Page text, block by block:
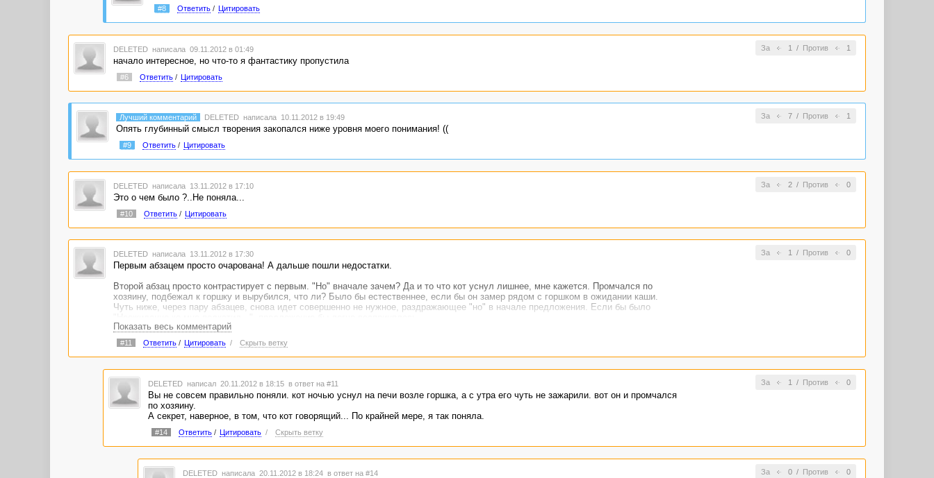
#8 Ответить/ Цитировать
За 1 / Против 1
DELETED написала 09.11.2012 в 01:49
начало интересное, но что-то я фантастику пропустила
#6 Ответить/ Цитировать
За 7/ Против 1
Лучший комментарий DELETED написала 10.11.2012 в 19:49
Опять глубинный смысл творения закопался ниже уровня моего понимания! ((
#9 Ответить/ Цитировать
За 2/ Против 0
DELETED написала 13.11.2012 в 17:10
Это о чем было ?..Не поняла...
#10 Ответить/ Цитировать
За 1 / Против 0
DELETED написала 13.11.2012 в 17:30
Первым абзацем просто очарована! А дальше пошли недостатки.
Второй абзац просто контрастирует с первым. "Но" вначале зачем? Да и то что кот уснул лишнее, мне кажется. Промчался по
хозяину, подбежал к горшку и вырубился, что ли? Было бы естественнее, если бы он замер рядом с горшком в ожидании каши.
Чуть ниже, через пару абзацев, снова идет совершенно не нужное, раздражающее "но" в начале предложения. Если бы было
Очень много местоимения "я". Понятно, что от первого лица пишется, но в некоторых местах его можно просто опустить, а в
некоторых немного перестроить предложение. Тот же второй абзац можно построить без "я", он бы даже лучше смотрелся:
"Внезапно что-то вцепилось мне в волосы, больно пробежалось по спине и с диким мяуканьем умчалось вон из комнаты."
Ну и сюжет((( Очень интересное начало трагически погибло в конце.
ЗЫ, Если у кого возникли предположения по концовке, поделитесь, плиз. Может она есть, да я просто недогоняю. Зацепил чем-то
рассказ, жалко минусовать. Вдруг, не разобралась просто.
Показать весь комментарий
#11 Ответить/ Цитировать / Скрыть ветку
За 1 / Против 0
DELETED написал 20.11.2012 в 18:15 в ответ на #11
Вы не совсем правильно поняли. кот ночью уснул на печи возле горшка, а с утра его чуть не зажарили. вот он и промчался
по хозяину.
А секрет, наверное, в том, что кот говорящий... По крайней мере, я так поняла.
#14 Ответить/ Цитировать / Скрыть ветку
За 0/ Против 0
DELETED написала 20.11.2012 в 18:24 в ответ на #14